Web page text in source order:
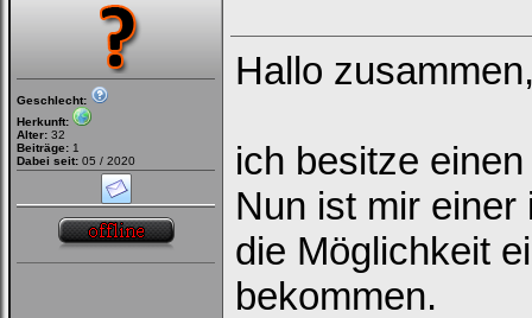
Geschlecht:
Herkunft:
Alter: 32
Beiträge: 1
Dabei seit: 05 / 2020
Hallo
ich besitze
Nun ist mir einer
die Möglichkeit
bekommen.